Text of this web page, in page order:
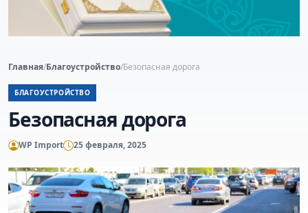
Главная/Благоустройство/Безопасная дорога
БЛАГОУСТРОЙСТВО
Безопасная дорога
WP Import 25 февраля, 2025